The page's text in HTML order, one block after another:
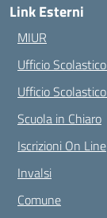
Link Esterni
MIUR
Ufficio
Ufficio
Scuola in Chiaro
Iscrizioni On Line
Invalsi
Comune